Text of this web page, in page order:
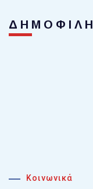
ΔΗΜΟΦΙΛΗ
Κοινωνικά